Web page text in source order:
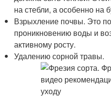
на стебли, а особенно на
Взрыхление почвы. Это
проникновению воды и
активному росту.
Удалению сорной травы.